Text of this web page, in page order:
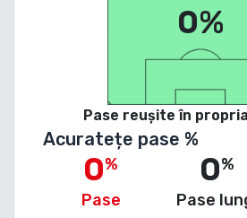
0%
Pase reușite în
Acuratețe pase %
0%
Pase
0%
Pase